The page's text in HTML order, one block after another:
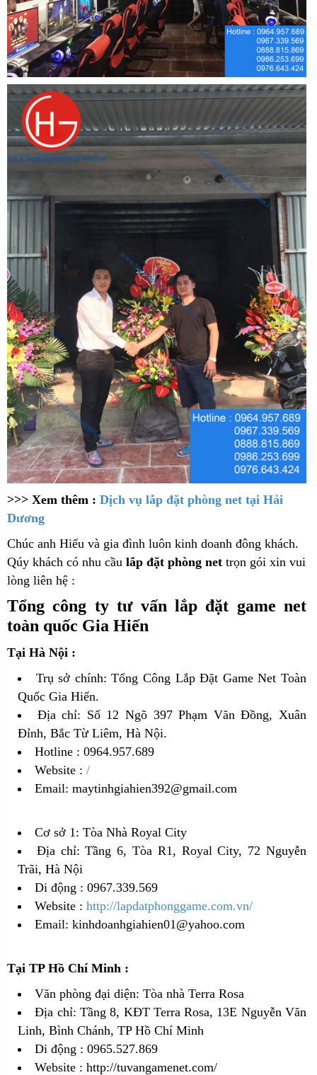
>>> Xem thêm : Dịch vụ lắp đặt phòng net tại Hải
Dương
Chúc anh Hiếu và gia đình luôn kinh doanh đông khách.
Qúy khách có nhu cầu lắp đặt phòng net trọn gói xin vui
lòng liên hệ :
Tổng công ty tư vấn lắp đặt game net
toàn quốc Gia Hiến
Tại Hà Nội :
Trụ sở chính: Tổng Công Lắp Đặt Game Net Toàn
Quốc Gia Hiến.
Địa chỉ: Số 12 Ngõ 397 Phạm Văn Đồng, Xuân
Đỉnh, Bắc Từ Liêm, Hà Nội.
Hotline : 0964.957.689
Website : /
Email: maytinhgiahien392@gmail.com
Cơ sở 1: Tòa Nhà Royal City
Địa chỉ: Tầng 6, Tòa R1, Royal City, 72 Nguyễn
Trãi, Hà Nội
Di động : 0967.339.569
Website : http://lapdatphonggame.com.vn/
Email: kinhdoanhgiahien01@yahoo.com
Tại TP Hồ Chí Minh :
Văn phòng đại diện: Tòa nhà Terra Rosa
Địa chỉ: Tầng 8, KĐT Terra Rosa, 13E Nguyễn Văn
Linh, Bình Chánh, TP Hồ Chí Minh
Di động : 0965.527.869
Website : http://tuvangamenet.com/